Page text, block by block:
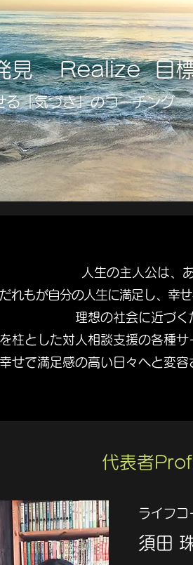
発見Realize 目
る「気づき」のコーチング
人生の主人公は、
だれもが自分の人生に満足し、幸
理想の社会に近づく
柱とした対人相談支援の各種サ
せで満足感の高い日々へと変容
代表者
ライフ
須田